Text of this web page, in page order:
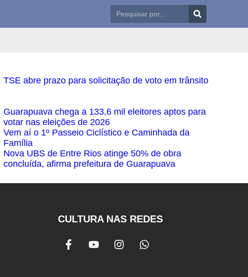
TSE abre prazo para solicitação de voto em trânsito
Guarapuava chega a 133,6 mil eleitores aptos para
votar nas eleições de 2026
Vem aí o 1º Passeio Ciclístico e Caminhada da
Família
Nova UBS de Entre Rios atinge 50% de obra
concluída, afirma prefeitura de Guarapuava
CULTURA NAS REDES